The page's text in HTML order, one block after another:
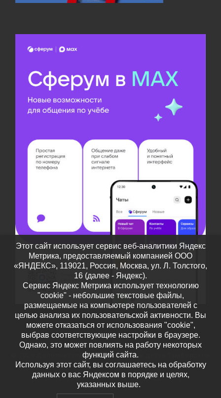
Дополнительное образование детей Тамбовской
области– Все права защищены
Работает наWP – Разработан вТема Customizr
Этот сайт использует сервис веб-аналитики Яндекс
Метрика, предоставляемый компанией ООО
«ЯНДЕКС», 119021, Россия, Москва, ул. Л. Толстого,
16 (далее - Яндекс).
Сервис Яндекс Метрика использует технологию
"cookie" - небольшие текстовые файлы,
размещаемые на компьютере пользователей с
целью анализа их пользовательской активности. Вы
можете отказаться от использования "cookie",
выбрав соответствующие настройки в браузере.
Однако, это может повлиять на работу некоторых
функций сайта.
Используя этот сайт, вы соглашаетесь на обработку
данных о вас Яндексом в порядке и целях,
указанных выше.